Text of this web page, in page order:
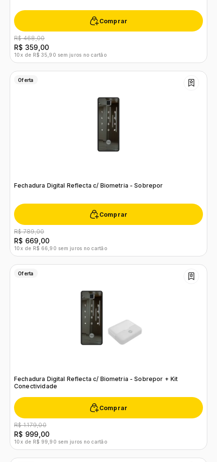
Comprar
R$ 468,00
R$ 359,00
10x de R$ 35,90 sem juros no cartão
Oferta
Fechadura Digital Reflecta c/ Biometria - Sobrepor
Comprar
R$ 789,00
R$ 669,00
10x de R$ 66,90 sem juros no cartão
Oferta
Fechadura Digital Reflecta c/ Biometria - Sobrepor + Kit
Conectividade
Comprar
R$ 1.179,00
R$ 999,00
10x de R$ 99,90 sem juros no cartão